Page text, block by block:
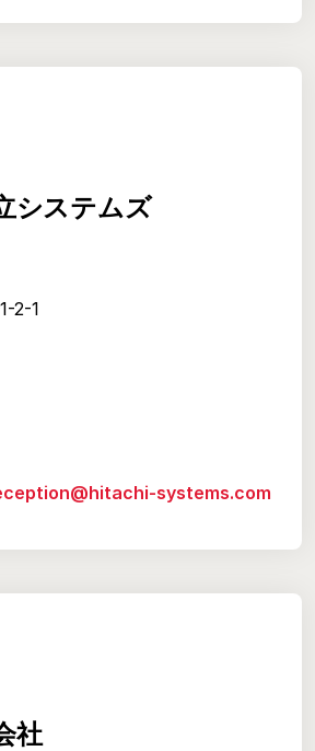
システムズ
2-1
systems.com
社